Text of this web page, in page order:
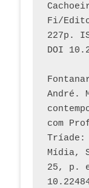
Fi/
227p.
DOI
André.
com
Tríade:
Mídia,
25, p.